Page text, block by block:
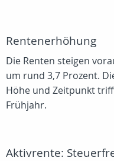
Rentenerhöhung
Die Renten steigen
um rund 3,7 Prozent.
Höhe und Zeitpunkt
Frühjahr.
Aktivrente: